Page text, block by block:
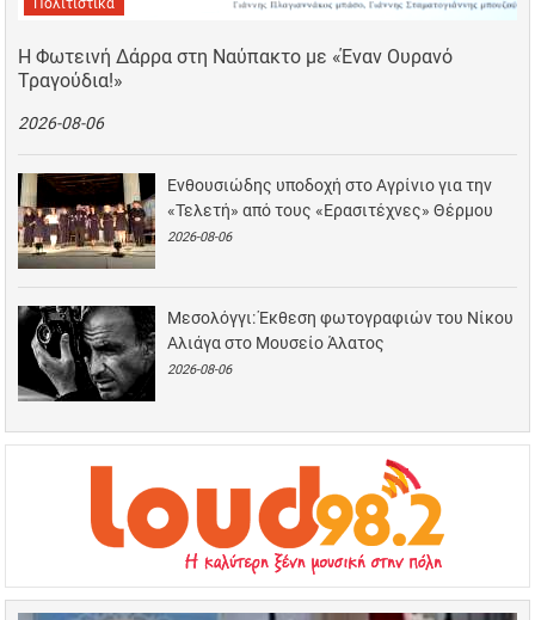
Πολιτιστικά
Η Φωτεινή Δάρρα στη Ναύπακτο με «Έναν Ουρανό
Τραγούδια!»
2026-08-06
Ενθουσιώδης υποδοχή στο Αγρίνιο για την
«Τελετή» από τους «Ερασιτέχνες» Θέρμου
2026-08-06
Μεσολόγγι: Έκθεση φωτογραφιών του Νίκου
Αλιάγα στο Μουσείο Άλατος
2026-08-06